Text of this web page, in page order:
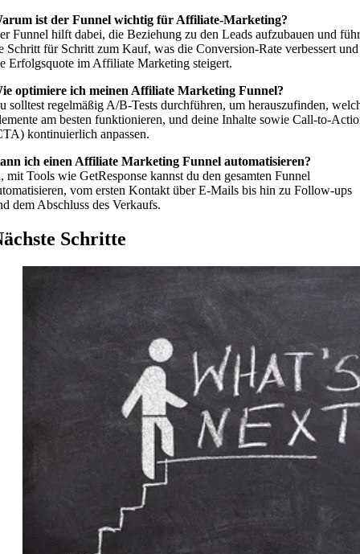
ist der Funnel wichtig für Affiliate-Marketing?
Funnel hilft dabei, die Beziehung zu den Leads aufzubauen und
Schritt für Schritt zum Kauf, was die Conversion-Rate verbessert und
Erfolgsquote im Affiliate Marketing steigert.
optimiere ich meinen Affiliate Marketing Funnel?
solltest regelmäßig A/B-Tests durchführen, um herauszufinden,
am besten funktionieren, und deine Inhalte sowie Call-to-
kontinuierlich anpassen.
ich einen Affiliate Marketing Funnel automatisieren?
mit Tools wie GetResponse kannst du den gesamten Funnel
vom ersten Kontakt über E-Mails bis hin zu Follow-ups
dem Abschluss des Verkaufs.
Schritte